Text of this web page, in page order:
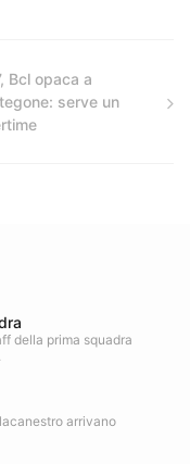
Bcl opaca a
serve un
della prima squadra
arrivano